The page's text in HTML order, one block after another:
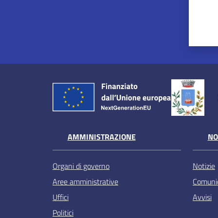
AMMINISTRAZIONE
Organi di governo
Aree amministrative
Uffici
Politici
Notizie
Avvisi